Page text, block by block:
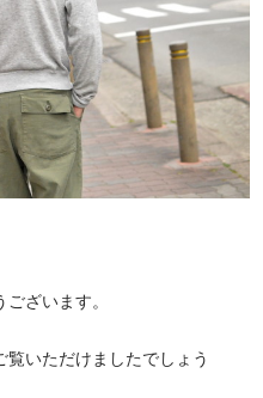
ざいます。
いただけましたでしょう